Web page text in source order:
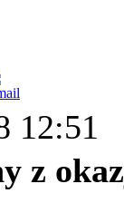
12:51
z